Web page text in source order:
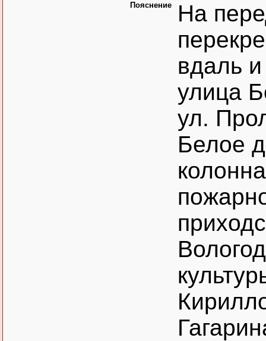
Пояснение
На
вдаль
улица
ул.
Белое